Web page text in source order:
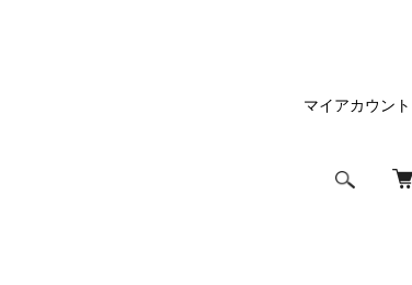
マイアカウント